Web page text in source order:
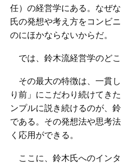
任）の経営学にある。なぜな
氏の発想や考え方をコンビ
のにほかならないからだ。
では、鈴木流経営学のど
その最大の特徴は、一貫
り前」にこだわり続けてき
ンプルに説き続けるのが、
である。その発想法や思考
く応用ができる。
ここに、鈴木氏へのイン